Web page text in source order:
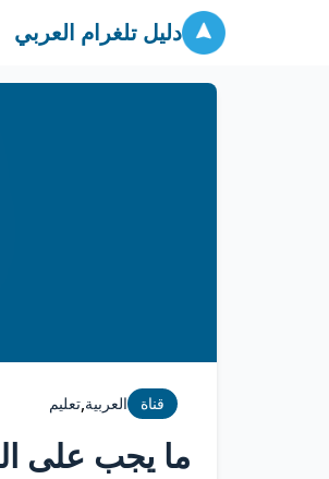
دليل تلغرام العربي
قناة العربية,تعليم
ما يجب على